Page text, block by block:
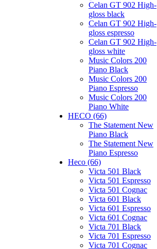
Celan GT 902 High-
gloss black
Celan GT 902 High-
gloss espresso
Celan GT 902 High-
gloss white
Music Colors 200
Piano Black
Music Colors 200
Piano Espresso
Music Colors 200
Piano White
HECO (66)
The Statement New
Piano Black
The Statement New
Piano Espresso
Heco (66)
Victa 501 Black
Victa 501 Espresso
Victa 501 Cognac
Victa 601 Black
Victa 601 Espresso
Victa 601 Cognac
Victa 701 Black
Victa 701 Espresso
Victa 701 Cognac